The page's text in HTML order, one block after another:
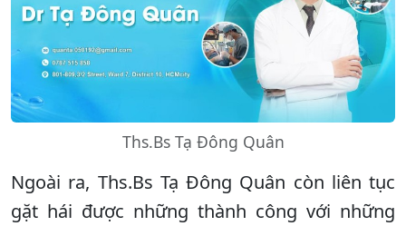
Ths.Bs Tạ Đông Quân
Ngoài ra, Ths.Bs Tạ Đông Quân còn liên tục
gặt hái được những thành công với những